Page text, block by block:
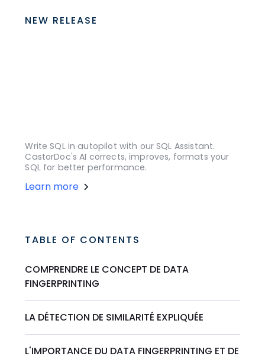
NEW RELEASE
Write SQL in autopilot with our SQL Assistant.
CastorDoc's AI corrects, improves, formats your
SQL for better performance.
Learn more
TABLE OF CONTENTS
COMPRENDRE LE CONCEPT DE DATA
FINGERPRINTING
LA DÉTECTION DE SIMILARITÉ EXPLIQUÉE
L'IMPORTANCE DU DATA FINGERPRINTING ET DE